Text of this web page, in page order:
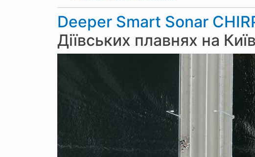
Deeper Smart Sonar
Діївських плавнях на